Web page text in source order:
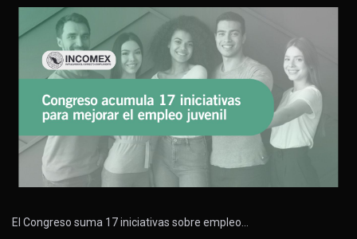
El Congreso suma 17 iniciativas sobre empleo…